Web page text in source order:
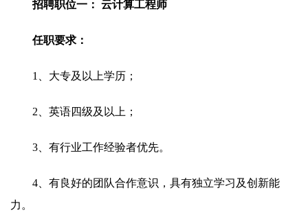
招聘职位一： 云计算工程师
任职要求：
1、大专及以上学历；
2、英语四级及以上；
3、有行业工作经验者优先。
4、有良好的团队合作意识，具有独立学习及创新能
力。